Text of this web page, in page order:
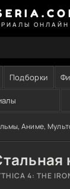
Подборки
Аниме,
4: THE